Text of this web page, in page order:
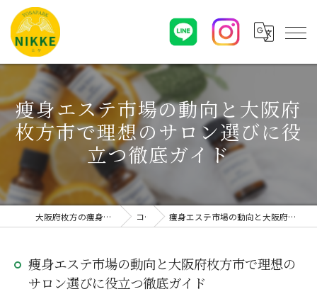
痩身エステ市場の動向と大阪府
枚方市で理想のサロン選びに役
立つ徹底ガイド
大阪府枚方の痩身エステならYOSAPARK NIKKE コラム 痩身エステ市場の動向と大阪府枚方市で理想のサロン選びに役立つ徹底ガイド
痩身エステ市場の動向と大阪府枚方市で理想の
サロン選びに役立つ徹底ガイド